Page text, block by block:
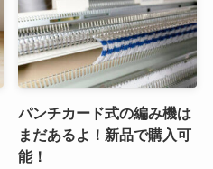
パンチカード式の編み機は
まだあるよ！新品で購入可
能！